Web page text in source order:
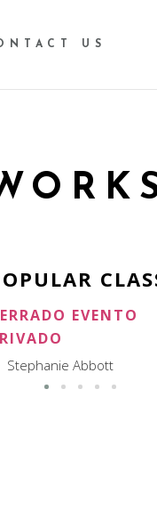
US
EVENTO
Stephanie Abbott